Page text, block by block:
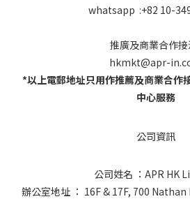
whatsapp :+82 10-
推廣及商業合作接
hkmkt@apr-
*以上電郵地址只用作推薦及商業合作
中心服務
公司資訊
公司姓名 ：APR HK
辦公室地址 ： 16F & 17F, 700